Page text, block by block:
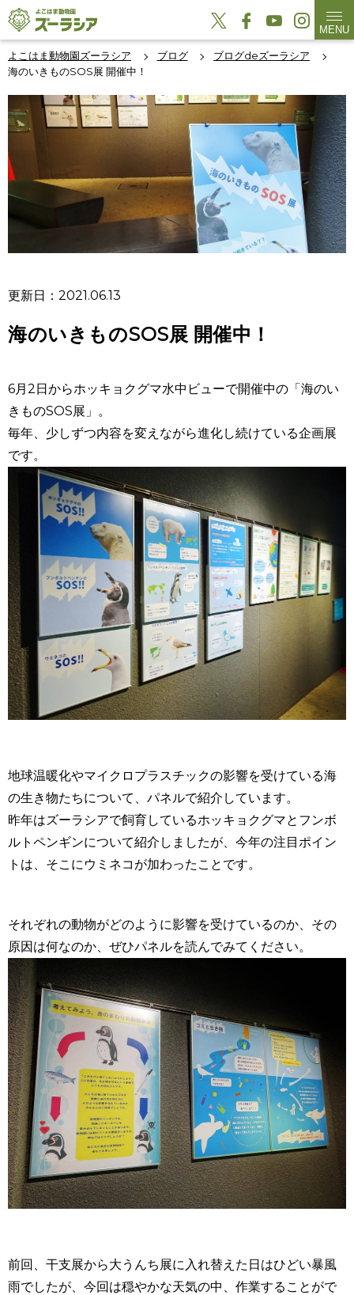
MENU
よこはま動物園ズーラシア ブログ
ブログdeズーラシア
海のいきものSOS展 開催中！
更新日：2021.06.13
海のいきものSOS展 開催中！
6月2日からホッキョクグマ水中ビューで開催中の「海のい
きものSOS展」。
毎年、少しずつ内容を変えながら進化し続けている企画展
です。
地球温暖化やマイクロプラスチックの影響を受けている海
の生き物たちについて、パネルで紹介しています。
昨年はズーラシアで飼育しているホッキョクグマとフンボ
ルトペンギンについて紹介しましたが、今年の注目ポイン
トは、そこにウミネコが加わったことです。
それぞれの動物がどのように影響を受けているのか、その
原因は何なのか、ぜひパネルを読んでみてください。
前回、干支展から大うんち展に入れ替えた日はひどい暴風
雨でしたが、今回は穏やかな天気の中、作業することがで